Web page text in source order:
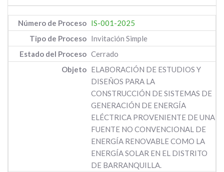
IS-001-2025
Invitación Simple
Cerrado
ELABORACIÓN DE ESTUDIOS Y
DISEÑOS PARA LA
CONSTRUCCIÓN DE SISTEMAS DE
GENERACIÓN DE ENERGÍA
ELÉCTRICA PROVENIENTE DE UNA
FUENTE NO CONVENCIONAL DE
ENERGÍA RENOVABLE COMO LA
ENERGÍA SOLAR EN EL DISTRITO
DE BARRANQUILLA.